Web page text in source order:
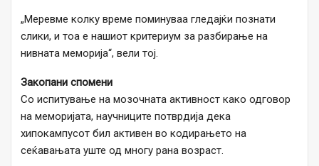
„Меревме колку време поминуваа гледајќи познати
слики, и тоа е нашиот критериум за разбирање на
нивната меморија“, вели тој.
Закопани спомени
Со испитување на мозочната активност како одговор
на меморијата, научниците потврдија дека
хипокампусот бил активен во кодирањето на
сеќавањата уште од многу рана возраст.